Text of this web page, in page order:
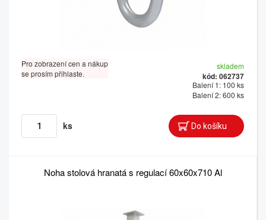
Pro zobrazení cen a nákup
se prosím přihlaste.
skladem
kód: 062737
Balení 1: 100 ks
Balení 2: 600 ks
ks
Noha stolová hranatá s regulací 60x60x710 Al